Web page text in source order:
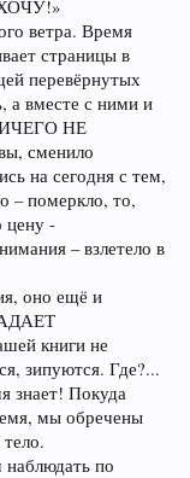
ветра. Время
страницы в
перевёрнутых
а вместе с ними и
НЕ
сменило
на сегодня с тем,
– померкло, то,
цену -
– взлетело в
оно ещё и
книги не
зипуются. Где?...
знает! Покуда
мы обречены
по